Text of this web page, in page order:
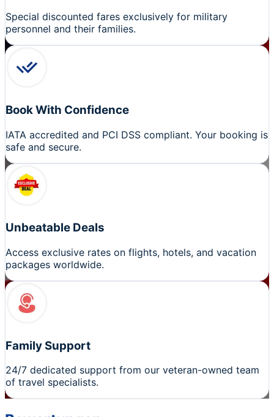
Special discounted fares exclusively for military
personnel and their families.
Book With Confidence
IATA accredited and PCI DSS compliant. Your booking is
safe and secure.
Unbeatable Deals
Access exclusive rates on flights, hotels, and vacation
packages worldwide.
Family Support
24/7 dedicated support from our veteran-owned team
of travel specialists.